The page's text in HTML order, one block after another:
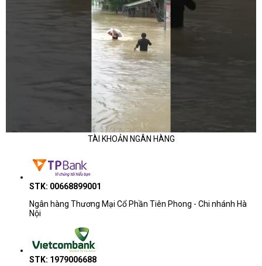
TÀI KHOẢN NGÂN HÀNG
STK: 00668899001
Ngân hàng Thương Mại Cổ Phần Tiên Phong - Chi nhánh Hà
Nội
STK: 1979006688